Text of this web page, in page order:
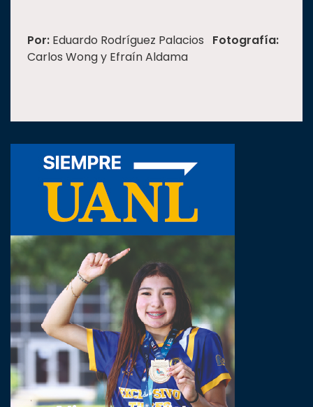
Por: Eduardo Rodríguez Palacios Fotografía:
Carlos Wong y Efraín Aldama